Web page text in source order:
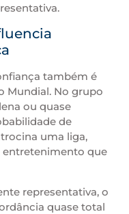
também é
Mundial. No grupo
ou quase
de
uma liga,
entretenimento que
representativa, o
quase total